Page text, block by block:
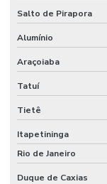
Instalação elétrica
Instalação elétrica
Instalação hidráulica
Instalação de
Instalação de
Instalação de
Instalação de
Salto de Pirapora
Alumínio
Araçoiaba
Tatuí
Tietê
Itapetininga
Rio de Janeiro
Duque de Caxias